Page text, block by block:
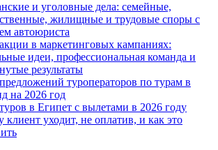
и уголовные дела: семейные,
жилищные и трудовые споры с
автоюриста
в маркетинговых кампаниях:
идеи, профессиональная команда и
результаты
туроператоров по турам в
на 2026 год
в Египет с вылетами в 2026 году
клиент уходит, не оплатив, и как это